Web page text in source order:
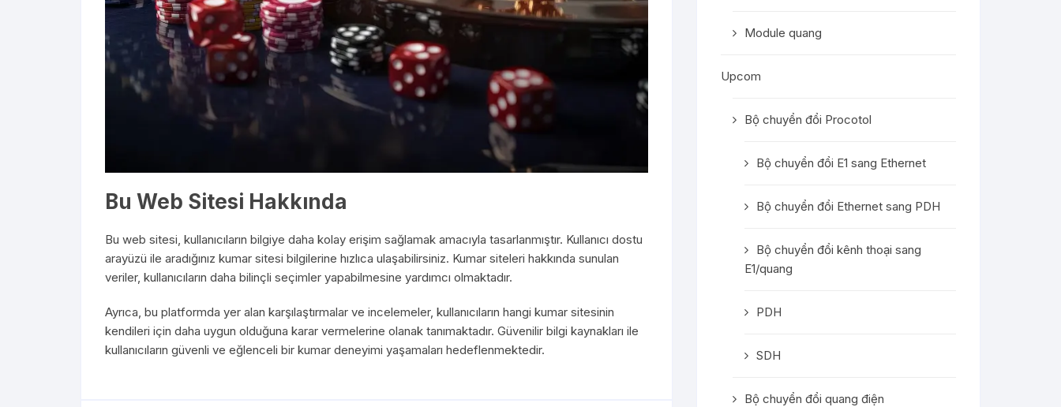
Bu Web Sitesi Hakkında
Bu web sitesi, kullanıcıların bilgiye daha kolay erişim sağlamak amacıyla tasarlanmıştır. Kullanıcı dostu
arayüzü ile aradığınız kumar sitesi bilgilerine hızlıca ulaşabilirsiniz. Kumar siteleri hakkında sunulan
veriler, kullanıcıların daha bilinçli seçimler yapabilmesine yardımcı olmaktadır.
Ayrıca, bu platformda yer alan karşılaştırmalar ve incelemeler, kullanıcıların hangi kumar sitesinin
kendileri için daha uygun olduğuna karar vermelerine olanak tanımaktadır. Güvenilir bilgi kaynakları ile
kullanıcıların güvenli ve eğlenceli bir kumar deneyimi yaşamaları hedeflenmektedir.
Module quang
Upcom
Bộ chuyển đổi Procotol
Bộ chuyển đổi E1 sang Ethernet
Bộ chuyển đổi Ethernet sang PDH
Bộ chuyển đổi kênh thoại sang
E1/quang
PDH
SDH
Bộ chuyển đổi quang điện